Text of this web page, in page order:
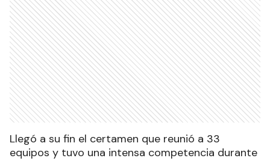
Llegó a su fin el certamen que reunió a 33
equipos y tuvo una intensa competencia durante